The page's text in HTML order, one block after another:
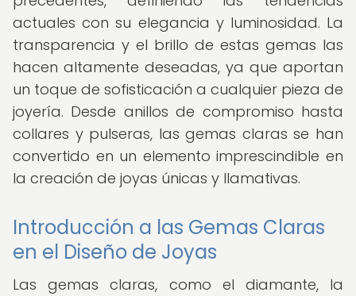
actuales con su elegancia y luminosidad. La
transparencia y el brillo de estas gemas las
hacen altamente deseadas, ya que aportan
un toque de sofisticación a cualquier pieza de
joyería. Desde anillos de compromiso hasta
collares y pulseras, las gemas claras se han
convertido en un elemento imprescindible en
la creación de joyas únicas y llamativas.
Introducción a las Gemas Claras
en el Diseño de Joyas
Las gemas claras, como el diamante, la